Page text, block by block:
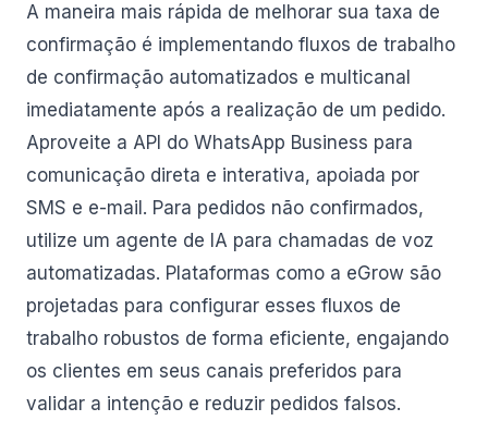
A maneira mais rápida de melhorar sua taxa de
confirmação é implementando fluxos de trabalho
de confirmação automatizados e multicanal
imediatamente após a realização de um pedido.
Aproveite a API do WhatsApp Business para
comunicação direta e interativa, apoiada por
SMS e e-mail. Para pedidos não confirmados,
utilize um agente de IA para chamadas de voz
automatizadas. Plataformas como a eGrow são
projetadas para configurar esses fluxos de
trabalho robustos de forma eficiente, engajando
os clientes em seus canais preferidos para
validar a intenção e reduzir pedidos falsos.